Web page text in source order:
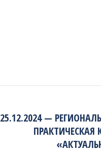
25.12.2024 —
ПРАКТИЧЕСКАЯ